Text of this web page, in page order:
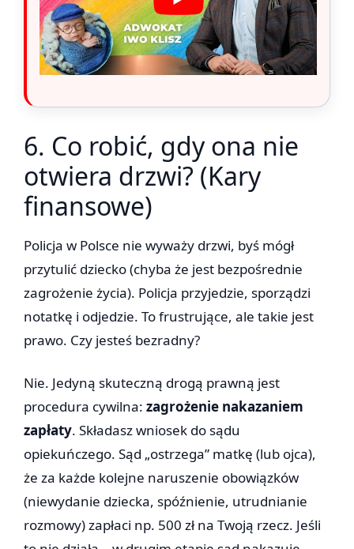
6. Co robić, gdy ona nie
otwiera drzwi? (Kary
finansowe)
Policja w Polsce nie wyważy drzwi, byś mógł
przytulić dziecko (chyba że jest bezpośrednie
zagrożenie życia). Policja przyjedzie, sporządzi
notatkę i odjedzie. To frustrujące, ale takie jest
prawo. Czy jesteś bezradny?
Nie. Jedyną skuteczną drogą prawną jest
procedura cywilna: zagrożenie nakazaniem
zapłaty. Składasz wniosek do sądu
opiekuńczego. Sąd „ostrzega” matkę (lub ojca),
że za każde kolejne naruszenie obowiązków
(niewydanie dziecka, spóźnienie, utrudnianie
rozmowy) zapłaci np. 500 zł na Twoją rzecz. Jeśli